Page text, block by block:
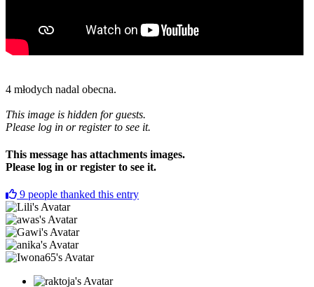
4 młodych nadal obecna.
This image is hidden for guests.
Please log in or register to see it.
This message has attachments images.
Please log in or register to see it.
9 people thanked this entry